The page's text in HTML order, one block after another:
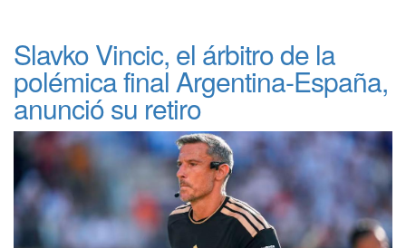
Slavko Vincic, el árbitro de la
polémica final Argentina-España,
anunció su retiro